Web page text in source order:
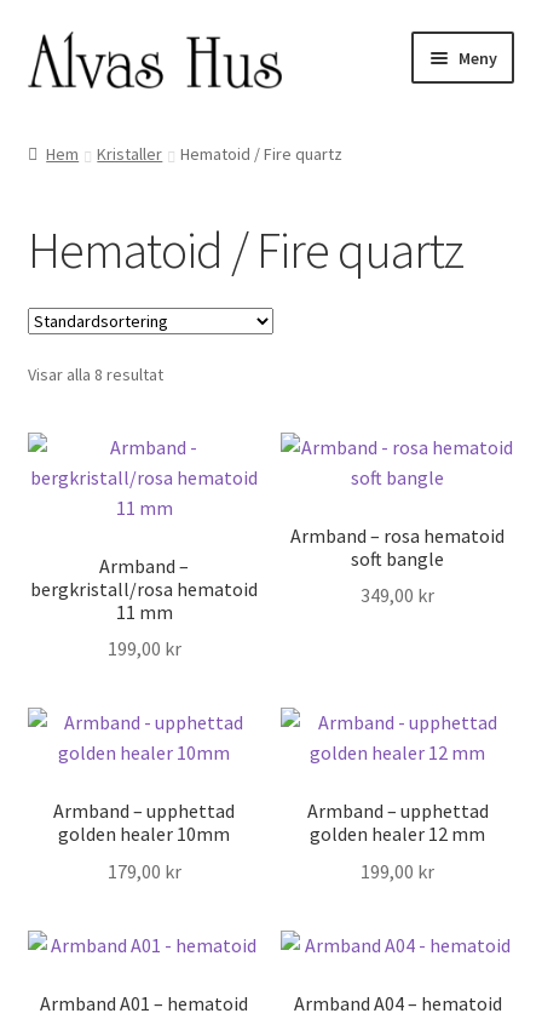
Hoppa
till
Hoppa
till
Meny
Hem Kristaller Hematoid / Fire quartz
Hematoid / Fire quartz
Visar alla 8 resultat
Armband –
bergkristall/rosa hematoid
11 mm
199,00 kr
Armband – rosa hematoid
soft bangle
349,00 kr
Armband – upphettad
golden healer 10mm
179,00 kr
Armband – upphettad
golden healer 12 mm
199,00 kr
Armband A01 – hematoid
Armband A04 – hematoid